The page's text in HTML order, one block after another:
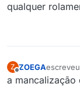
qualquer
Z ZOEGA
última
a mancalização